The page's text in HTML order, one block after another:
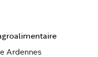
Ardennes